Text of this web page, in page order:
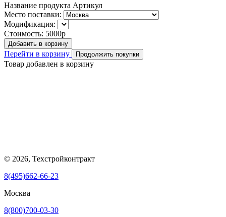
Название продукта Артикул
Место поставки:
Модификация:
Стоимость: 5000р
Добавить в корзину
Перейти в корзину Продолжить покупки
Товар добавлен в корзину
© 2026, Техстройконтракт
8(495)662-66-23
Москва
8(800)700-03-30